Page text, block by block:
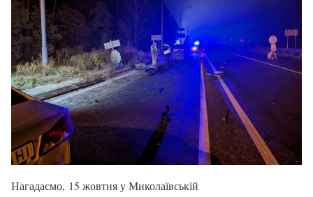
Нагадаємо, 15 жовтня у Миколаївській